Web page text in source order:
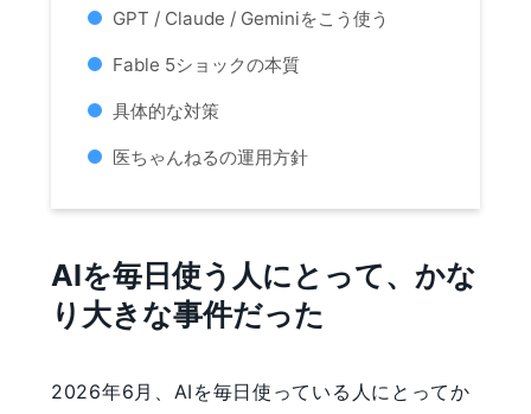
GPT / Claude / Geminiをこう使う
Fable 5ショックの本質
具体的な対策
医ちゃんねるの運用方針
AIを毎日使う人にとって、かな
り大きな事件だった
2026年6月、AIを毎日使っている人にとってか